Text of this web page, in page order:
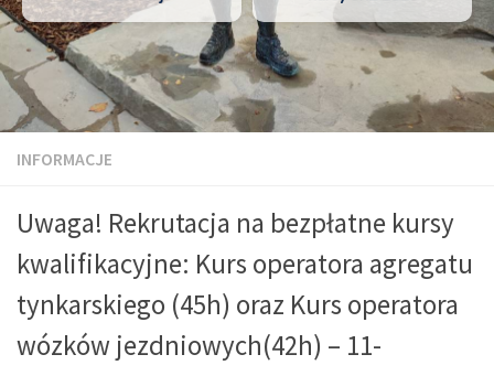
INFORMACJE
Uwaga! Rekrutacja na bezpłatne kursy
kwalifikacyjne: Kurs operatora agregatu
tynkarskiego (45h) oraz Kurs operatora
wózków jezdniowych(42h) – 11-